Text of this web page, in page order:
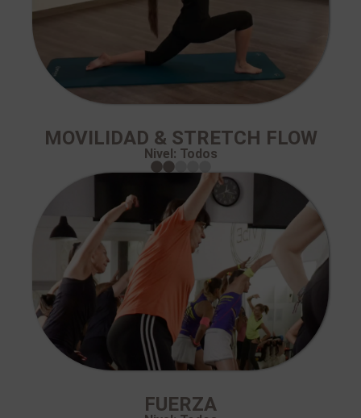
MOVILIDAD & STRETCH FLOW​
Nivel: Todos
FUERZA